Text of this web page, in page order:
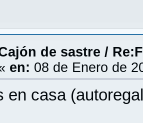
de sastre /
en: 08 de Enero de
en casa